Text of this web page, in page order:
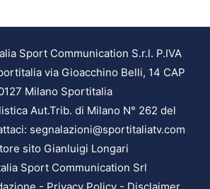
Sport Communication S.r.l. P.IVA
via Gioacchino Belli, 14 CAP
Milano Sportitalia
Aut.Trib. di Milano N° 262 del
segnalazioni@sportitaliatv.com
sito Gianluigi Longari
Sport Communication Srl